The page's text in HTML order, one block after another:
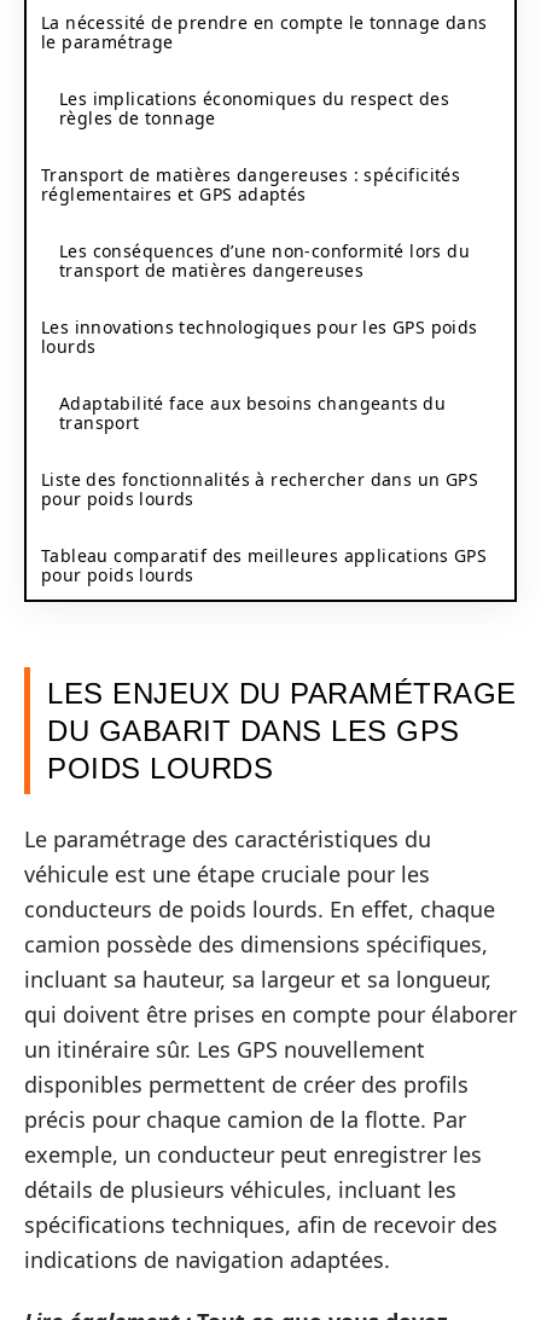
La nécessité de prendre en compte le tonnage dans
le paramétrage
Les implications économiques du respect des
règles de tonnage
Transport de matières dangereuses : spécificités
réglementaires et GPS adaptés
Les conséquences d’une non-conformité lors du
transport de matières dangereuses
Les innovations technologiques pour les GPS poids
lourds
Adaptabilité face aux besoins changeants du
transport
Liste des fonctionnalités à rechercher dans un GPS
pour poids lourds
Tableau comparatif des meilleures applications GPS
pour poids lourds
LES ENJEUX DU PARAMÉTRAGE
DU GABARIT DANS LES GPS
POIDS LOURDS
Le paramétrage des caractéristiques du
véhicule est une étape cruciale pour les
conducteurs de poids lourds. En effet, chaque
camion possède des dimensions spécifiques,
incluant sa hauteur, sa largeur et sa longueur,
qui doivent être prises en compte pour élaborer
un itinéraire sûr. Les GPS nouvellement
disponibles permettent de créer des profils
précis pour chaque camion de la flotte. Par
exemple, un conducteur peut enregistrer les
détails de plusieurs véhicules, incluant les
spécifications techniques, afin de recevoir des
indications de navigation adaptées.